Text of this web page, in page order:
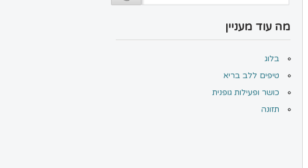
מה עוד מעניין
בלוג
טיפים ללב בריא
כושר ופעילות גופנית
תזונה